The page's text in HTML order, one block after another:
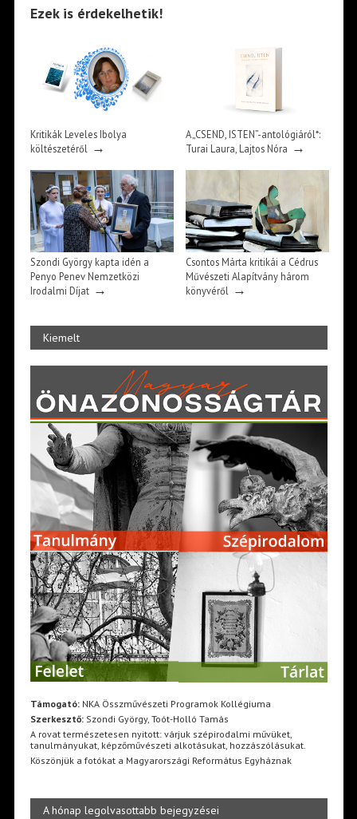
Ezek is érdekelhetik!
Kritikák Leveles Ibolya
költészetéről→
A „CSEND, ISTEN”-antológiáról*:
Turai Laura, Lajtos Nóra →
Szondi György kapta idén a
Penyo Penev Nemzetközi
Irodalmi Díjat→
Csontos Márta kritikái a Cédrus
Művészeti Alapítvány három
könyvéről→
Kiemelt
Támogató:NKA Összművészeti Programok Kollégiuma
Szerkesztő:Szondi György, Toót-Holló Tamás
A rovat természetesen nyitott: várjuk szépirodalmi művüket,
tanulmányukat, képzőművészeti alkotásukat, hozzászólásukat.
Köszönjük a fotókat a Magyarországi Református Egyháznak
A hónap legolvasottabb bejegyzései